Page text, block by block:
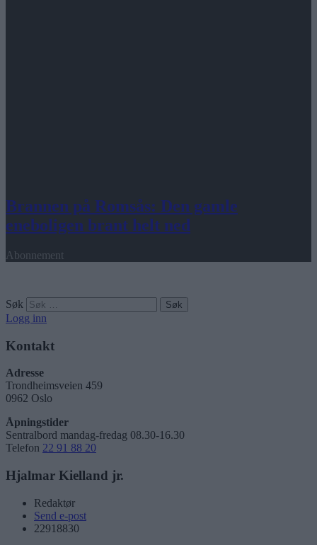
Brannen på Romsås: Den gamle
eneboligen brant helt ned
Abonnement
Søk
Logg inn
Kontakt
Adresse
Trondheimsveien 459
0962 Oslo
Åpningstider
Sentralbord mandag-fredag 08.30-16.30
Telefon 22 91 88 20
Hjalmar Kielland jr.
Redaktør
Send e-post
22918830